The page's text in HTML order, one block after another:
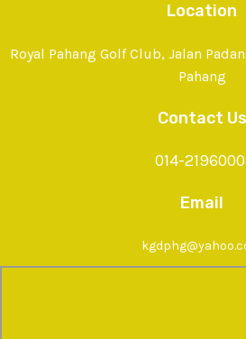
Location
Royal Pahang Golf Club, Jalan
Pahang
Contact Us
014-2196000
Email